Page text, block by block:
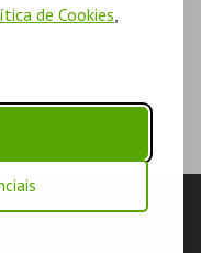
de Cookies,